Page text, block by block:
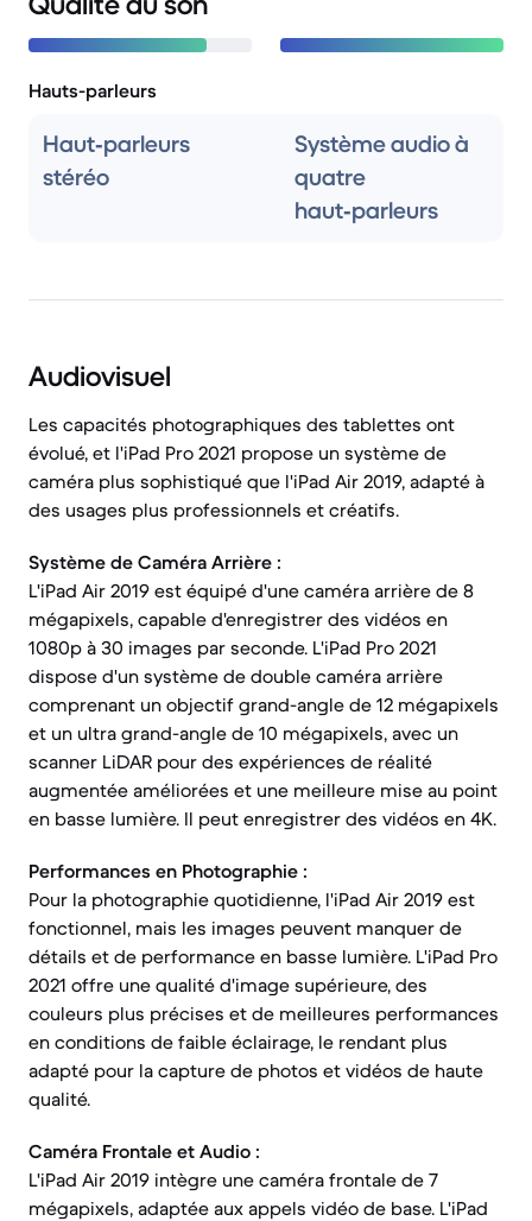
Hauts-parleurs
Haut‑parleurs
stéréo
Système audio à
quatre
haut‑parleurs
Audiovisuel
Les capacités photographiques des tablettes ont
évolué, et l'iPad Pro 2021 propose un système de
caméra plus sophistiqué que l'iPad Air 2019, adapté à
des usages plus professionnels et créatifs.
Système de Caméra Arrière :
L'iPad Air 2019 est équipé d'une caméra arrière de 8
mégapixels, capable d'enregistrer des vidéos en
1080p à 30 images par seconde. L'iPad Pro 2021
dispose d'un système de double caméra arrière
comprenant un objectif grand-angle de 12 mégapixels
et un ultra grand-angle de 10 mégapixels, avec un
scanner LiDAR pour des expériences de réalité
augmentée améliorées et une meilleure mise au point
en basse lumière. Il peut enregistrer des vidéos en 4K.
Performances en Photographie :
Pour la photographie quotidienne, l'iPad Air 2019 est
fonctionnel, mais les images peuvent manquer de
détails et de performance en basse lumière. L'iPad Pro
2021 offre une qualité d'image supérieure, des
couleurs plus précises et de meilleures performances
en conditions de faible éclairage, le rendant plus
adapté pour la capture de photos et vidéos de haute
qualité.
Caméra Frontale et Audio :
L'iPad Air 2019 intègre une caméra frontale de 7
mégapixels, adaptée aux appels vidéo de base. L'iPad